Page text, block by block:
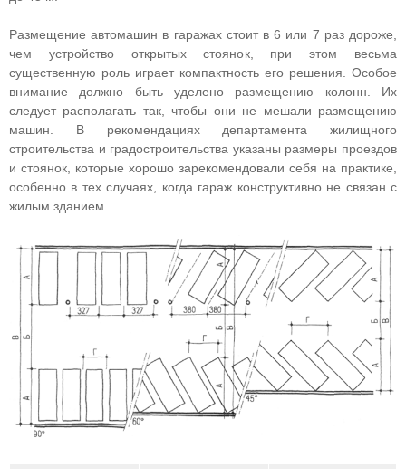
Размещение автомашин в гаражах стоит в 6 или 7 раз дороже,
чем устройство открытых стоянок, при этом весьма
существенную роль играет компактность его решения. Особое
внимание должно быть уделено размещению колонн. Их
следует располагать так, чтобы они не мешали размещению
машин. В рекомендациях департамента жилищного
строительства и градостроительства указаны размеры проездов
и стоянок, которые хорошо зарекомендовали себя на практике,
особенно в тех случаях, когда гараж конструктивно не связан с
жилым зданием.